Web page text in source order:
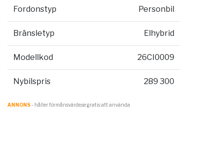
Fordonstyp Personbil
Bränsletyp Elhybrid
Modellkod 26CI0009
Nybilspris 289 300
ANNONS- håller förmånsvärde.se gratis att använda